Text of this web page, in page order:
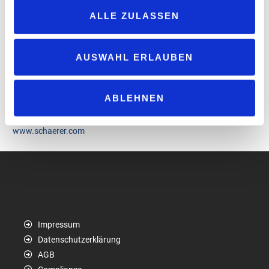
ALLE ZULASSEN
AUSWAHL ERLAUBEN
ABLEHNEN
erhitzt sich nicht so schnell. Zudem ist der Behälter mit einem
Schutzmechanismus ausgestattet, der bei der Entnahme vor
Spritzern und Dampf schützt. Um Serviceprozesse zu minimieren,
dem zusätzlichen Heißwasserhahn können neben der
Zubereitung von Tee und Kaffee auch größere Mengen Wasser
www.schaerer.com
Impressum
Datenschutzerklärung
AGB